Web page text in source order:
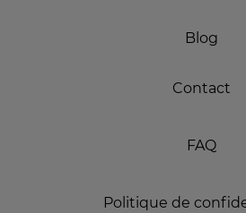
Blog
Contact
FAQ
Politique de